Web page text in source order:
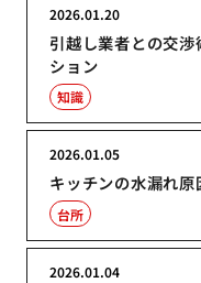
引越し業者との交
ション
2026.01.20
知識
キッチンの水漏れ
2026.01.05
台所
2026.01.04